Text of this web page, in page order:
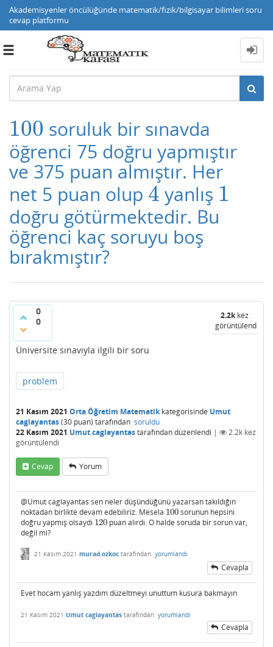
Akademisyenler öncülüğünde matematik/fizik/bilgisayar bilimleri soru
cevap platformu
Toggle
100
100 soruluk bir sınavda
öğrenci 75 doğru yapmıştır
ve 375 puan almıştır. Her
net 5 puan olup 4
4 yanlış 1
1
doğru götürmektedir. Bu
öğrenci kaç soruyu boş
bırakmıştır?
0
0
2.2kkez
görüntülendi
Üniversite sınavıyla ilgili bir soru
problem
21 Kasım 2021 Orta Öğretim Matematikkategorisinde Umut
caglayantas(30 puan) tarafından soruldu
22 Kasım 2021 Umut caglayantastarafındandüzenlendi | 2.2k kez
görüntülendi
Cevap Yorum
@Umut caglayantas sen neler düşündüğünü yazarsan takıldığın
noktadan birlikte devam edebiliriz. Mesela 100
100sorunun hepsini
doğru yapmış olsaydı 120
120 puan alırdı. O halde soruda bir sorun var,
değil mi?
21 Kasım 2021 murad.ozkoc tarafından yorumlandı
Cevapla
Evet hocam yanlış yazdım düzeltmeyi unuttum kusura bakmayın
21 Kasım 2021 Umut caglayantas tarafından yorumlandı
Cevapla